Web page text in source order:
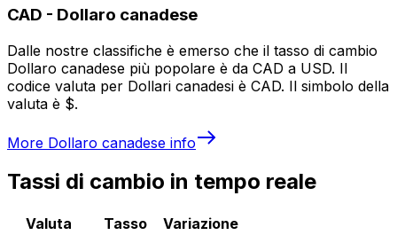
CAD - Dollaro canadese
Dalle nostre classifiche è emerso che il tasso di cambio
Dollaro canadese più popolare è da CAD a USD. Il
codice valuta per Dollari canadesi è CAD. Il simbolo della
valuta è $.
More Dollaro canadese info
Tassi di cambio in tempo reale
Valuta Tasso
Variazione